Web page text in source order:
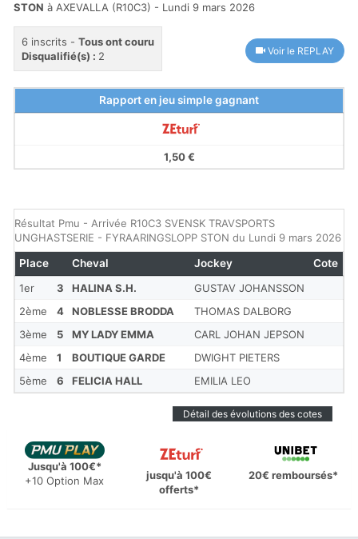
STON à AXEVALLA (R10C3) - Lundi 9 mars 2026
6 inscrits - Tous ont couru
Disqualifié(s) : 2 Voir le REPLAY
Rapport en jeu simple gagnant
1,50 €
Résultat Pmu - Arrivée R10C3 SVENSK TRAVSPORTS
UNGHASTSERIE - FYRAARINGSLOPP STON du Lundi 9 mars 2026
1er 3 HALINA S.H.
GUSTAV JOHANSSON
2ème
4 NOBLESSE BRODDA
THOMAS DALBORG
3ème
5 MY LADY EMMA
CARL JOHAN JEPSON
4ème
1 BOUTIQUE GARDE
DWIGHT PIETERS
5ème
6 FELICIA HALL EMILIA LEO
Place Cheval Jockey Cote
Détail des évolutions des cotes
Jusqu'à 100€*
+10 Option Max
jusqu'à 100€
offerts*
20€ remboursés*